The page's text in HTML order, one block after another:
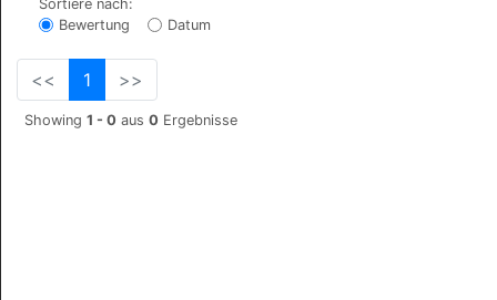
Sortiere nach:
Bewertung
Datum
<< 1 >>
Showing 1 - 0 aus 0 Ergebnisse